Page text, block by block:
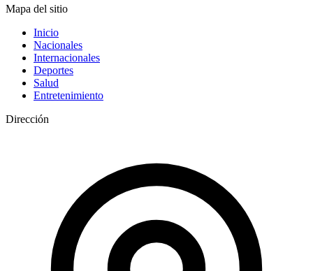
Mapa del sitio
Inicio
Nacionales
Internacionales
Deportes
Salud
Entretenimiento
Dirección